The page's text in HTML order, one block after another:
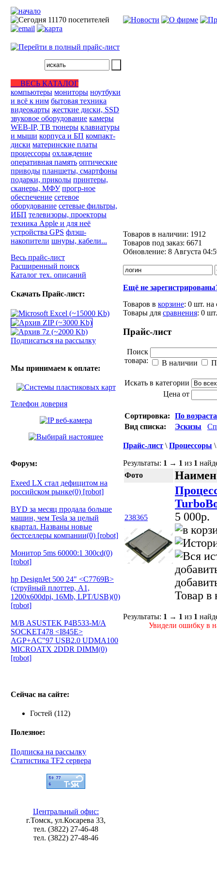
ВЕСЬ КАТАЛОГ
компьютеры мониторы ноутбуки
и всё к ним бытовая техника
видеокарты жесткие диски, SSD
звуковое оборудование камеры
WEB-IP, ТВ тюнеры клавиатуры
и мыши корпуса и БП компакт-
диски материнские платы
процессоры охлаждение
оперативная память оптические
приводы планшеты, смартфоны
подарки, приколы принтеры,
сканеры, МФУ прогр-ное
обеспечение сетевое
оборудование сетевые фильтры,
ИБП телевизоры, проекторы
техника Apple и для неё
устройства GPS флэш-
накопители шнуры, кабели...
Весь прайс-лист
Расширенный поиск
Каталог тех. описаний
Скачать Прайс-лист:
Подписаться на рассылку
Мы принимаем к оплате:
Телефон доверия
Форум:
Exeed LX стал дефицитом на
российском рынке(0) [robot]
BYD за месяц продала больше
машин, чем Tesla за целый
квартал. Названы новые
бестселлеры компании(0) [robot]
Монитор 5ms 60000:1 300cd(0)
[robot]
hp DesignJet 500 24" <C7769B>
(струйный плоттер, A1,
1200х600dpi, 16Mb, LPT/USB)(0)
[robot]
M/B ASUSTEK P4B533-M/A
SOCKET478 <I845E>
AGP+AC"97 USB2.0 UDMA100
MICROATX 2DDR DIMM(0)
[robot]
Сейчас на сайте:
Гостей (112)
Полезное:
Подписка на рассылку
Статистика TF2 сервера
Центральный офис:
г.Томск, ул.Косарева 33,
тел. (3822) 27-46-48
тел. (3822) 27-48-46
Товаров в наличии: 1912
Товаров под заказ: 6671
Обновление: 8 Августа
Ещё не
Товаров в корзине: 0 шт. на
Товары для сравнения: 0 шт.
Прайс-лист
Поиск
товара:
В наличии
Искать в категории
Цена от
Сортировка:
По
Вид списка:
Эскизы
Прайс-лист \Процессоры
Результаты: 1 → 1 из 1
Фото
238365
5 000p.
Товар в
Результаты: 1 → 1 из 1
Увидели ошибку в